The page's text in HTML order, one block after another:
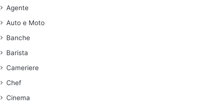
Agente
Auto e Moto
Banche
Barista
Cameriere
Chef
Cinema